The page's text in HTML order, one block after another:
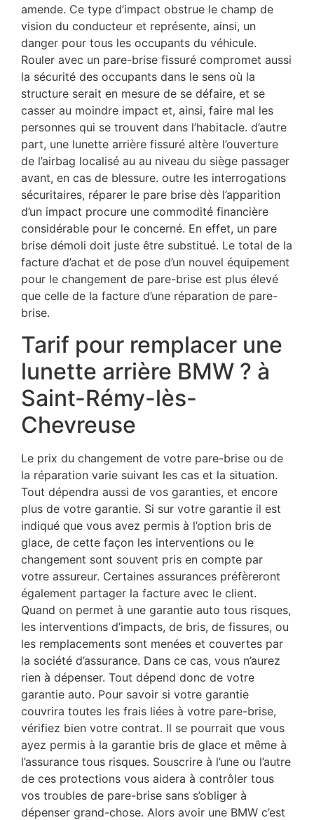
amende. Ce type d’impact obstrue le champ de
vision du conducteur et représente, ainsi, un
danger pour tous les occupants du véhicule.
Rouler avec un pare-brise fissuré compromet aussi
la sécurité des occupants dans le sens où la
structure serait en mesure de se défaire, et se
casser au moindre impact et, ainsi, faire mal les
personnes qui se trouvent dans l’habitacle. d’autre
part, une lunette arrière fissuré altère l’ouverture
de l’airbag localisé au au niveau du siège passager
avant, en cas de blessure. outre les interrogations
sécuritaires, réparer le pare brise dès l’apparition
d’un impact procure une commodité financière
considérable pour le concerné. En effet, un pare
brise démoli doit juste être substitué. Le total de la
facture d’achat et de pose d’un nouvel équipement
pour le changement de pare-brise est plus élevé
que celle de la facture d’une réparation de pare-
brise.
Tarif pour remplacer une
lunette arrière BMW ? à
Saint-Rémy-lès-
Chevreuse
Le prix du changement de votre pare-brise ou de
la réparation varie suivant les cas et la situation.
Tout dépendra aussi de vos garanties, et encore
plus de votre garantie. Si sur votre garantie il est
indiqué que vous avez permis à l’option bris de
glace, de cette façon les interventions ou le
changement sont souvent pris en compte par
votre assureur. Certaines assurances préfèreront
également partager la facture avec le client.
Quand on permet à une garantie auto tous risques,
les interventions d’impacts, de bris, de fissures, ou
les remplacements sont menées et couvertes par
la société d’assurance. Dans ce cas, vous n’aurez
rien à dépenser. Tout dépend donc de votre
garantie auto. Pour savoir si votre garantie
couvrira toutes les frais liées à votre pare-brise,
vérifiez bien votre contrat. Il se pourrait que vous
ayez permis à la garantie bris de glace et même à
l’assurance tous risques. Souscrire à l’une ou l’autre
de ces protections vous aidera à contrôler tous
vos troubles de pare-brise sans s’obliger à
dépenser grand-chose. Alors avoir une BMW c’est